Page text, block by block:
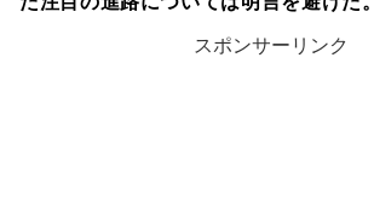
スポンサーリンク